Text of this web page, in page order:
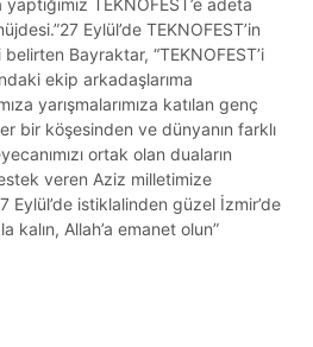
TEKNOFEST’e adeta
Eylül’de TEKNOFEST’in
Bayraktar, “TEKNOFEST’i
ekip arkadaşlarıma
yarışmalarımıza katılan genç
bir köşesinden ve dünyanın farklı
ortak olan duaların
veren Aziz milletimize
Eylül’de istiklalinden güzel İzmir’de
kalın, Allah’a emanet olun”